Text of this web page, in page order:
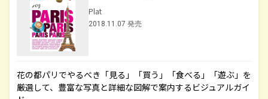
Plat
2018.11.07 発売
花の都パリでやるべき「見る」「買う」「食べる」「遊ぶ」を
厳選して、豊富な写真と詳細な図解で案内するビジュアルガイ